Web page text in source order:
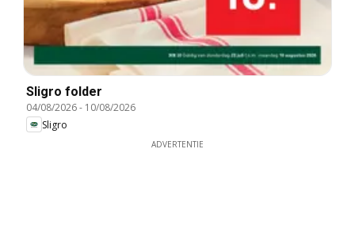
Sligro folder
04/08/2026- 10/08/2026
Sligro
ADVERTENTIE